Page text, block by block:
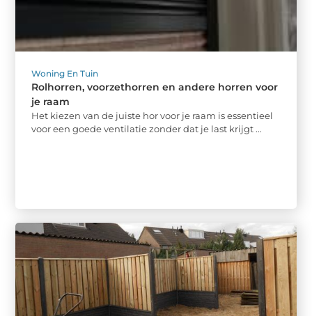
Woning En Tuin
Rolhorren, voorzethorren en andere horren voor
je raam
Het kiezen van de juiste hor voor je raam is essentieel
voor een goede ventilatie zonder dat je last krijgt ...